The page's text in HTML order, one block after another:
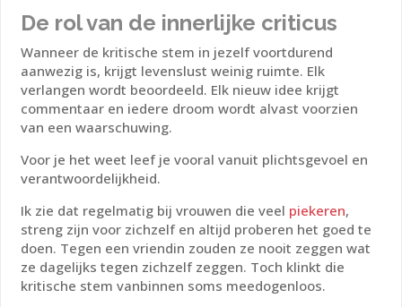
De rol van de innerlijke criticus
Wanneer de kritische stem in jezelf voortdurend
aanwezig is, krijgt levenslust weinig ruimte. Elk
verlangen wordt beoordeeld. Elk nieuw idee krijgt
commentaar en iedere droom wordt alvast voorzien
van een waarschuwing.
Voor je het weet leef je vooral vanuit plichtsgevoel en
verantwoordelijkheid.
Ik zie dat regelmatig bij vrouwen die veel piekeren,
streng zijn voor zichzelf en altijd proberen het goed te
doen. Tegen een vriendin zouden ze nooit zeggen wat
ze dagelijks tegen zichzelf zeggen. Toch klinkt die
kritische stem vanbinnen soms meedogenloos.